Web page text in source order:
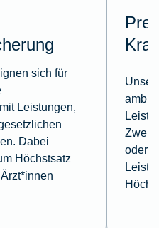
sich für
Leistungen,
Dabei
Höchstsatz
oder